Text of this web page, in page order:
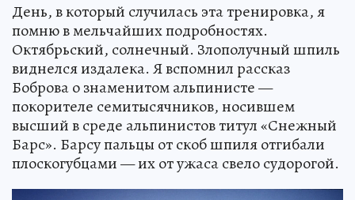
День, в который случилась эта тренировка, я
помню в мельчайших подробностях.
Октябрьский, солнечный. Злополучный шпиль
виднелся издалека. Я вспомнил рассказ
Боброва о знаменитом альпинисте —
покорителе семитысячников, носившем
высший в среде альпинистов титул «Снежный
Барс». Барсу пальцы от скоб шпиля отгибали
плоскогубцами — их от ужаса свело судорогой.